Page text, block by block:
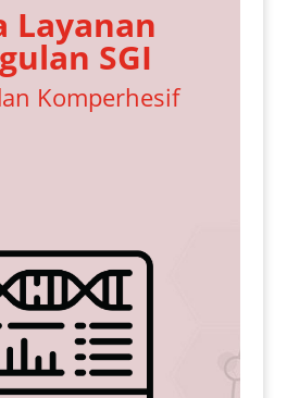
Layanan
SGI
Komperhesif